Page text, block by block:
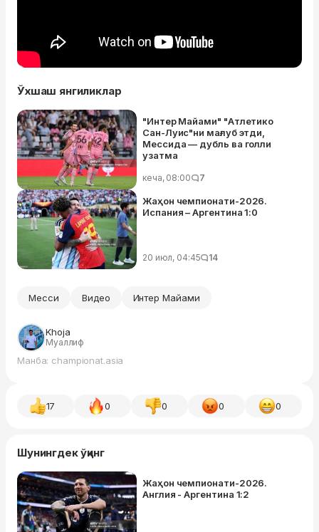
Ўхшаш янгиликлар
"Интер Майами" "Атлетико
Сан-Луис"ни мағлуб этди,
Мессида — дубль ва голли
узатма
кеча, 08:00 7
Жаҳон чемпионати-2026.
Испания – Аргентина 1:0
20 июл, 04:45 14
Месси Видео Интер Майами
Khoja
Муаллиф
Манба: championat.asia
17 0 0 0 0
Шунингдек ўқинг
Жаҳон чемпионати-2026.
Англия - Аргентина 1:2